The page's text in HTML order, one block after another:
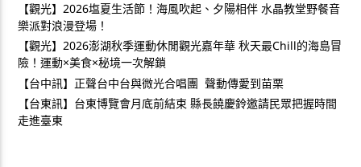
【觀光】2026塩夏生活節！海風吹起、夕陽相伴 水晶教堂野餐音
樂派對浪漫登場！
【觀光】2026澎湖秋季運動休閒觀光嘉年華 秋天最Chill的海島冒
險！運動×美食×秘境一次解鎖
【台中訊】正聲台中台與微光合唱團 聲動傳愛到苗栗
【台東訊】台東博覽會月底前結束 縣長饒慶鈴邀請民眾把握時間
走進臺東